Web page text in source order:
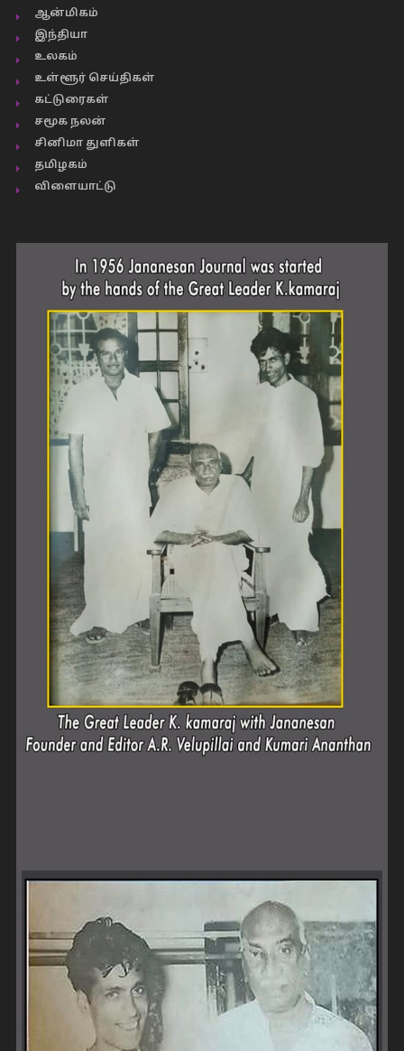
ஆன்மிகம்
இந்தியா
உலகம்
உள்ளூர் செய்திகள்
கட்டுரைகள்
சமூக நலன்
சினிமா துளிகள்
தமிழகம்
விளையாட்டு